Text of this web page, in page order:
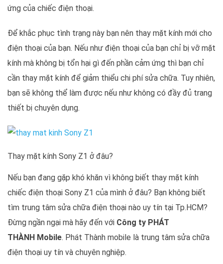
ứng của chiếc điện thoại.
Để khắc phục tình trạng này bạn nên thay mặt kính mới cho
điện thoại của bạn. Nếu như điện thoại của bạn chỉ bị vỡ mặt
kính mà không bị tổn hại gì đến phần cảm ứng thì bạn chỉ
cần thay mặt kính để giảm thiểu chi phí sửa chữa. Tuy nhiên,
bạn sẽ không thể làm được nếu như không có đầy đủ trang
thiết bị chuyên dụng.
Thay mặt kính Sony Z1 ở đâu?
Nếu bạn đang gặp khó khăn vì không biết thay mặt kính
chiếc điện thoại Sony Z1 của mình ở đâu? Bạn không biết
tìm trung tâm sửa chữa điện thoại nào uy tín tại Tp.HCM?
Đừng ngần ngại mà hãy đến với Công ty PHÁT
THÀNH Mobile. Phát Thành mobile là trung tâm sửa chữa
điện thoại uy tín và chuyên nghiệp.